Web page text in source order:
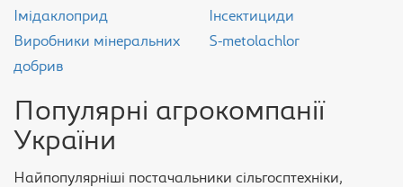
Імідаклоприд
Виробники мінеральних
добрив
Інсектициди
S-metolachlor
Популярні агрокомпанії
України
Найпопулярніші постачальники сільгосптехніки,